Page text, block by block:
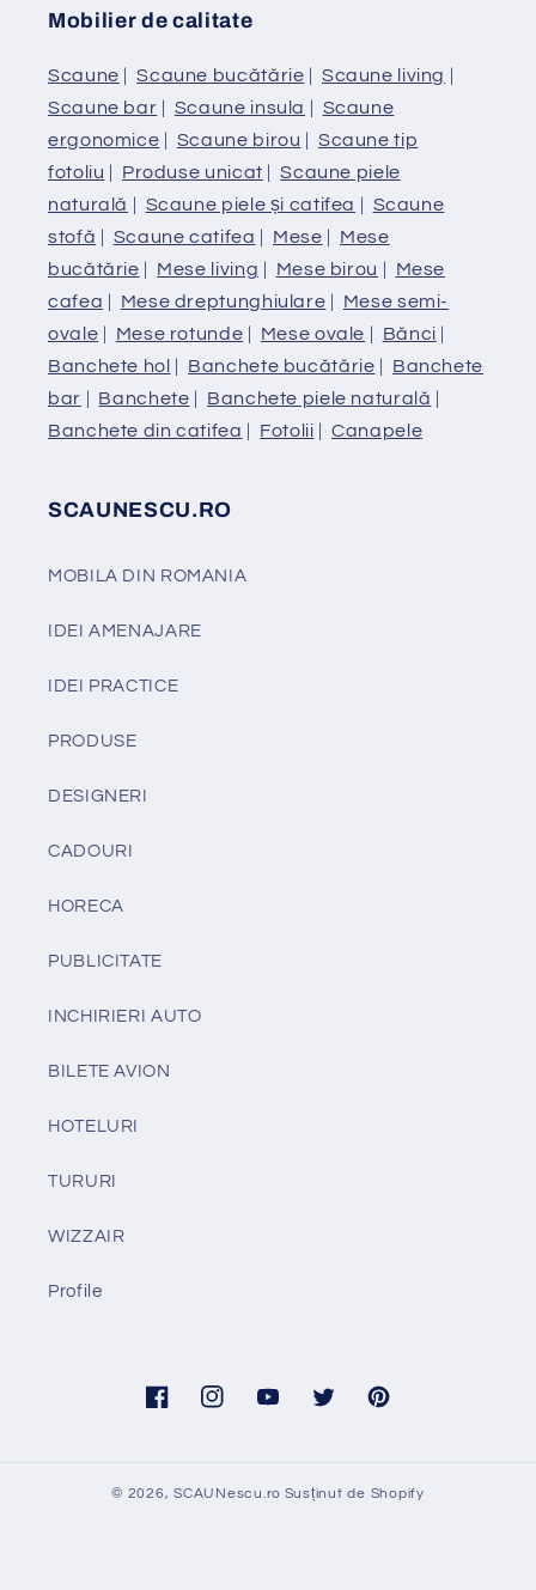
Mobilier de calitate
Scaune |Scaune bucătărie | Scaune living |
Scaune bar | Scaune insula | Scaune
ergonomice | Scaune birou | Scaune tip
fotoliu | Produse unicat |Scaune piele
naturală | Scaune piele și catifea | Scaune
stofă | Scaune catifea | Mese | Mese
bucătărie | Mese living | Mese birou | Mese
cafea | Mese dreptunghiulare | Mese semi-
ovale | Mese rotunde | Mese ovale | Bănci |
Banchete hol | Banchete bucătărie | Banchete
bar | Banchete | Banchete piele naturală |
Banchete din catifea | Fotolii |Canapele
SCAUNESCU.RO
MOBILA DIN ROMANIA
IDEI AMENAJARE
IDEI PRACTICE
PRODUSE
DESIGNERI
CADOURI
HORECA
PUBLICITATE
INCHIRIERI AUTO
BILETE AVION
HOTELURI
TURURI
WIZZAIR
Profile
FacebookInstagramYouTubeTwitter Pinterest
© 2026,SCAUNescu.ro Susținut de Shopify